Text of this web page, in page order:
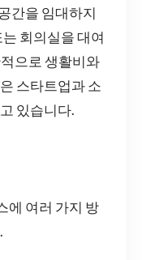
간을 임대하지
회의실을 대여
으로 생활비와
스타트업과 소
있습니다.
에 여러 가지 방